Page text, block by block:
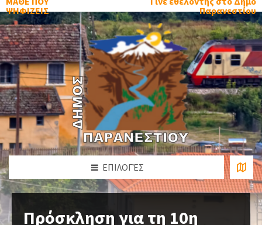
ΨΗΦΙΖΕΙΣ
Παρανεστίου
ΕΠΙΛΟΓΈΣ
Πρόσκληση για τη 10η